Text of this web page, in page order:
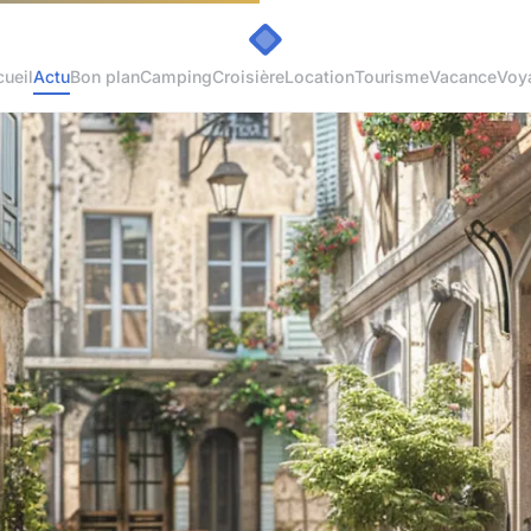
ActuBon planCampingCroisièreLocationTourismeVacance